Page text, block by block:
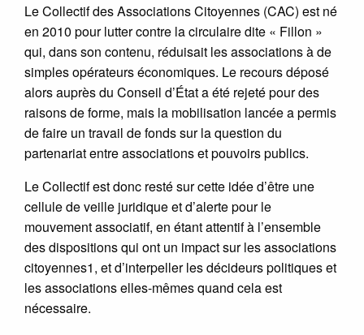
Le Collectif des Associations Citoyennes (CAC) est né
en 2010 pour lutter contre la circulaire dite « Fillon »
qui, dans son contenu, réduisait les associations à de
simples opérateurs économiques. Le recours déposé
alors auprès du Conseil d’État a été rejeté pour des
raisons de forme, mais la mobilisation lancée a permis
de faire un travail de fonds sur la question du
partenariat entre associations et pouvoirs publics.
Le Collectif est donc resté sur cette idée d’être une
cellule de veille juridique et d’alerte pour le
mouvement associatif, en étant attentif à l’ensemble
des dispositions qui ont un impact sur les associations
citoyennes1, et d’interpeller les décideurs politiques et
les associations elles-mêmes quand cela est
nécessaire.